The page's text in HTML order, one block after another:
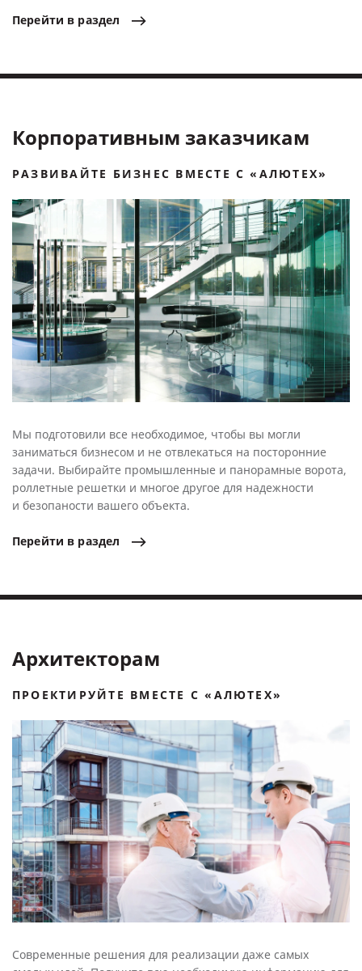
Перейти в раздел
Корпоративным заказчикам
РАЗВИВАЙТЕ БИЗНЕС ВМЕСТЕ C «АЛЮТЕХ»
Мы подготовили все необходимое, чтобы вы могли
заниматься бизнесом и не отвлекаться на посторонние
задачи. Выбирайте промышленные и панорамные ворота,
роллетные решетки и многое другое для надежности
и безопаности вашего объекта.
Перейти в раздел
Архитекторам
ПРОЕКТИРУЙТЕ ВМЕСТЕ С «АЛЮТЕХ»
Современные решения для реализации даже самых